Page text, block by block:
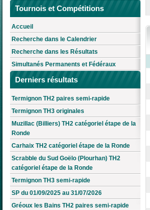
Tournois et Compétitions
Accueil
Recherche dans le Calendrier
Recherche dans les Résultats
Simultanés Permanents et Fédéraux
Derniers résultats
Termignon TH2 paires semi-rapide
Termignon TH3 originales
Muzillac (Billiers) TH2 catégoriel étape de la
Ronde
Carhaix TH2 catégoriel étape de la Ronde
Scrabble du Sud Goëlo (Plourhan) TH2
catégoriel étape de la Ronde
Termignon TH3 semi-rapide
SP du 01/09/2025 au 31/07/2026
Gréoux les Bains TH2 paires semi-rapide